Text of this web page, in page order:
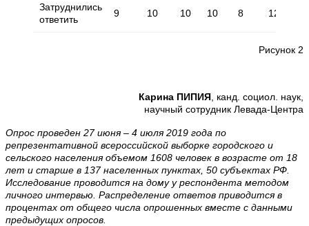
Затруднились
ответить
9 10 10 10 8 12
Рисунок 2
Карина ПИПИЯ , канд. социол. наук,
научный сотрудник Левада-Центра
Опрос проведен 27 июня – 4 июля 2019 года по
репрезентативной всероссийской выборке городского и
сельского населения объемом 1608 человек в возрасте от 18
лет и старше в 137 населенных пунктах, 50 субъектах РФ.
Исследование проводится на дому у респондента методом
личного интервью. Распределение ответов приводится в
процентах от общего числа опрошенных вместе с данными
предыдущих опросов.